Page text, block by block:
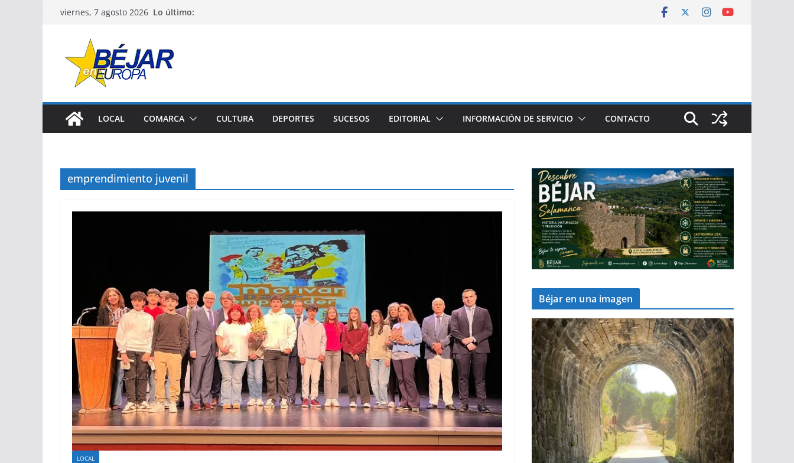
Saltarviernes, 7 agosto 2026 Lo último:
LOCAL COMARCA CULTURA DEPORTES SUCESOS EDITORIAL INFORMACIÓN DE SERVICIO CONTACTO
emprendimiento juvenil
LOCAL
Béjar en una imagen